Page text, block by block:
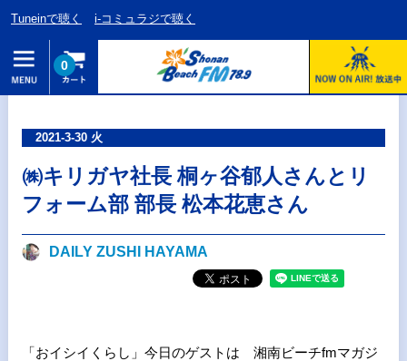
Tuneinで聴く i-コミュラジで聴く
0
2021-3-30 火
㈱キリガヤ社長 桐ヶ谷郁人さんとリ
フォーム部 部長 松本花恵さん
DAILY ZUSHI HAYAMA
「おイシイくらし」今日のゲストは 湘南ビーチfmマガジ